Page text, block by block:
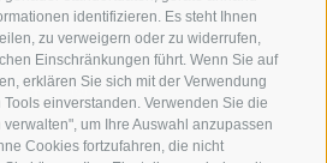
identifizieren. Es steht Ihnen
zu verweigern oder zu widerrufen,
Einschränkungen führt. Wenn Sie auf
erklären Sie sich mit der Verwendung
einverstanden. Verwenden Sie die
um Ihre Auswahl anzupassen
Cookies fortzufahren, die nicht